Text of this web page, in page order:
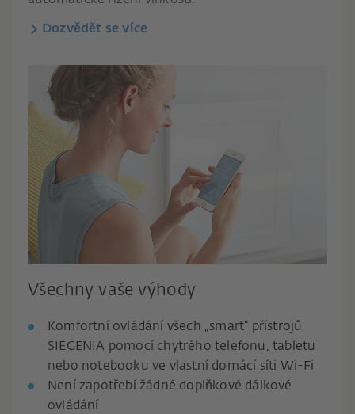
Dozvědět se více
Všechny vaše výhody
Komfortní ovládání všech „smart“ přístrojů
SIEGENIA pomocí chytrého telefonu, tabletu
nebo notebooku ve vlastní domácí síti Wi-Fi
Není zapotřebí žádné doplňkové dálkové
ovládání